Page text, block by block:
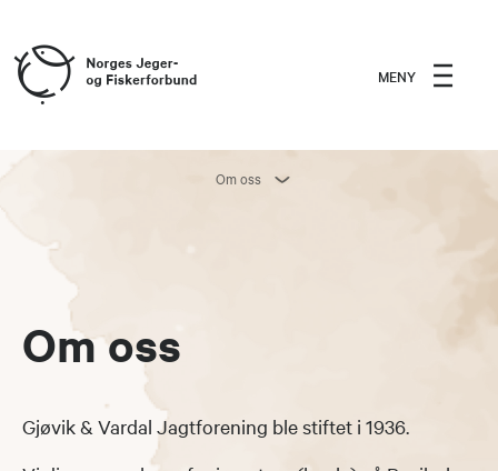
MENY
Om oss
Om oss
Gjøvik & Vardal Jagtforening ble stiftet i 1936.